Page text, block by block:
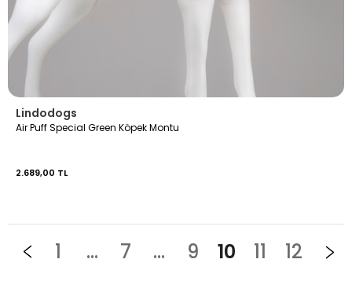
Lindodogs
Air Puff Special Green Köpek Montu
2.689,00 TL
1 ... 7 ... 9 10 11 12